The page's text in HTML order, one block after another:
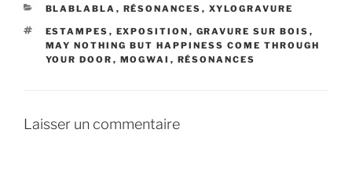
CATÉGORIES
BLABLABLA , RÉSONANCES , XYLOGRAVURE
ÉTIQUETTES
ESTAMPES , EXPOSITION , GRAVURE SUR BOIS ,
MAY NOTHING BUT HAPPINESS COME THROUGH
YOUR DOOR , MOGWAI , RÉSONANCES
Laisser un commentaire